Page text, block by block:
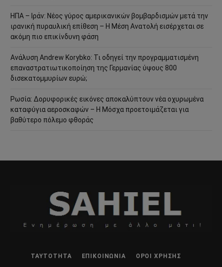
ΗΠΑ – Ιράν: Νέος γύρος αμερικανικών βομβαρδισμών μετά την
ιρανική πυραυλική επίθεση – Η Μέση Ανατολή εισέρχεται σε
ακόμη πιο επικίνδυνη φάση
Ανάλυση Andrew Korybko: Τι οδηγεί την προγραμματισμένη
επαναστρατιωτικοποίηση της Γερμανίας ύψους 800
δισεκατομμυρίων ευρώ;
Ρωσία: Δορυφορικές εικόνες αποκαλύπτουν νέα οχυρωμένα
καταφύγια αεροσκαφών – Η Μόσχα προετοιμάζεται για
βαθύτερο πόλεμο φθοράς
ΤΑΥΤΌΤΗΤΑ ΕΠΙΚΟΙΝΩΝΊΑ ΌΡΟΙ ΧΡΉΣΗΣ